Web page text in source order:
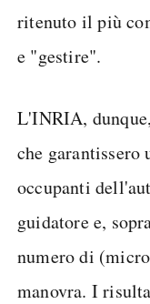
ritenuto il più
e "gestire".
L'INRIA,
che garantissero
occupanti
guidatore e,
numero di
manovra. I